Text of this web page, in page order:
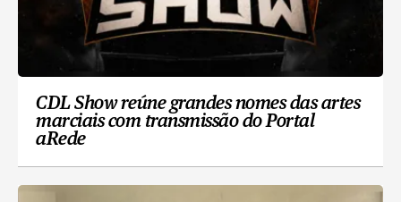
CDL Show reúne grandes nomes das artes
marciais com transmissão do Portal
aRede